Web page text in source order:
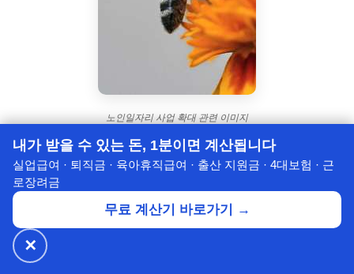
노인일자리 사업 확대 관련 이미지
노인일자리 사업에 대한 궁금증을 해결하기 위해
자주 묻는 질문들을 모아 FAQ 섹션을 준비했습니
Q: 노인일자리 사업은 누가 참여할 수 있나요?
내가 받을 수 있는 돈, 1분이면 계산됩니다
실업급여 · 퇴직금 · 육아휴직급여 · 출산 지원금 · 4대보험 · 근
로장려금
무료 계산기 바로가기 →
✕
🔥 넷플릭스·디즈니+
⭐ 7년의 신뢰